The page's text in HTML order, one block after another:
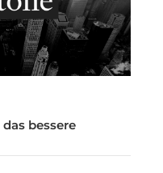
bessere